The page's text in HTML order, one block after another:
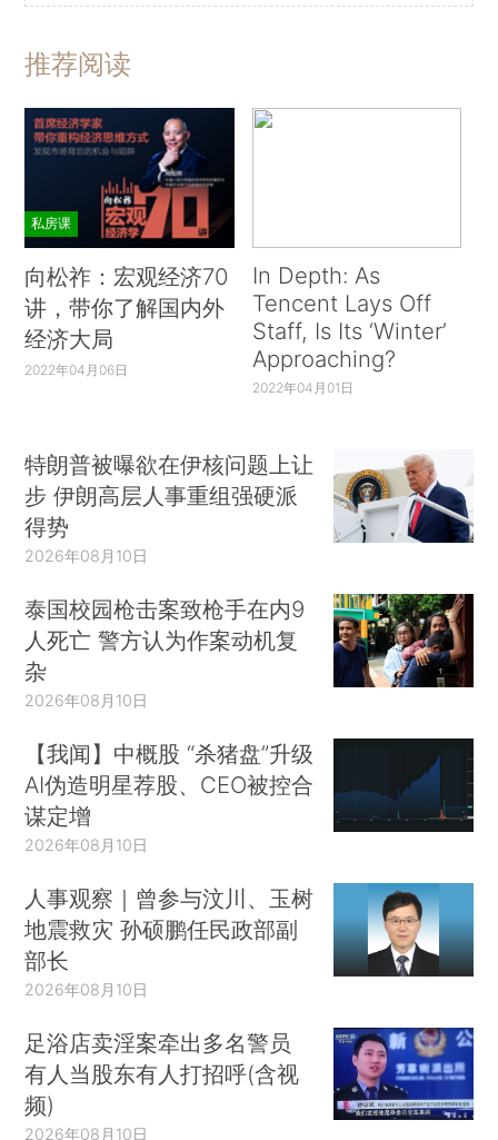
推荐阅读
私房课
向松祚：宏观经济70
讲，带你了解国内外
经济大局
2022年04月06日
In Depth: As
Tencent Lays Off
Staff, Is Its ‘Winter’
Approaching?
2022年04月01日
特朗普被曝欲在伊核问题上让
步 伊朗高层人事重组强硬派
得势
2026年08月10日
泰国校园枪击案致枪手在内9
人死亡 警方认为作案动机复
杂
2026年08月10日
【我闻】中概股 “杀猪盘”升级
AI伪造明星荐股、CEO被控合
谋定增
2026年08月10日
人事观察｜曾参与汶川、玉树
地震救灾 孙硕鹏任民政部副
部长
2026年08月10日
足浴店卖淫案牵出多名警员
有人当股东有人打招呼(含视
频)
2026年08月10日